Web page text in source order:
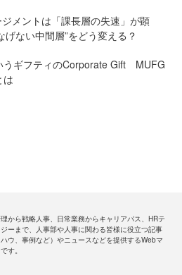
メントは「課長層の失速」が顕
ない中間層”をどう変える？
うギフティのCorporate Gift MUFG
は
から戦略人事、日常業務からキャリアパス、HRテ
ーまで、人事部や人事に関わる皆様に役立つ記事
ハウ、事例など）やニュースなどを提供するWebマ
す。